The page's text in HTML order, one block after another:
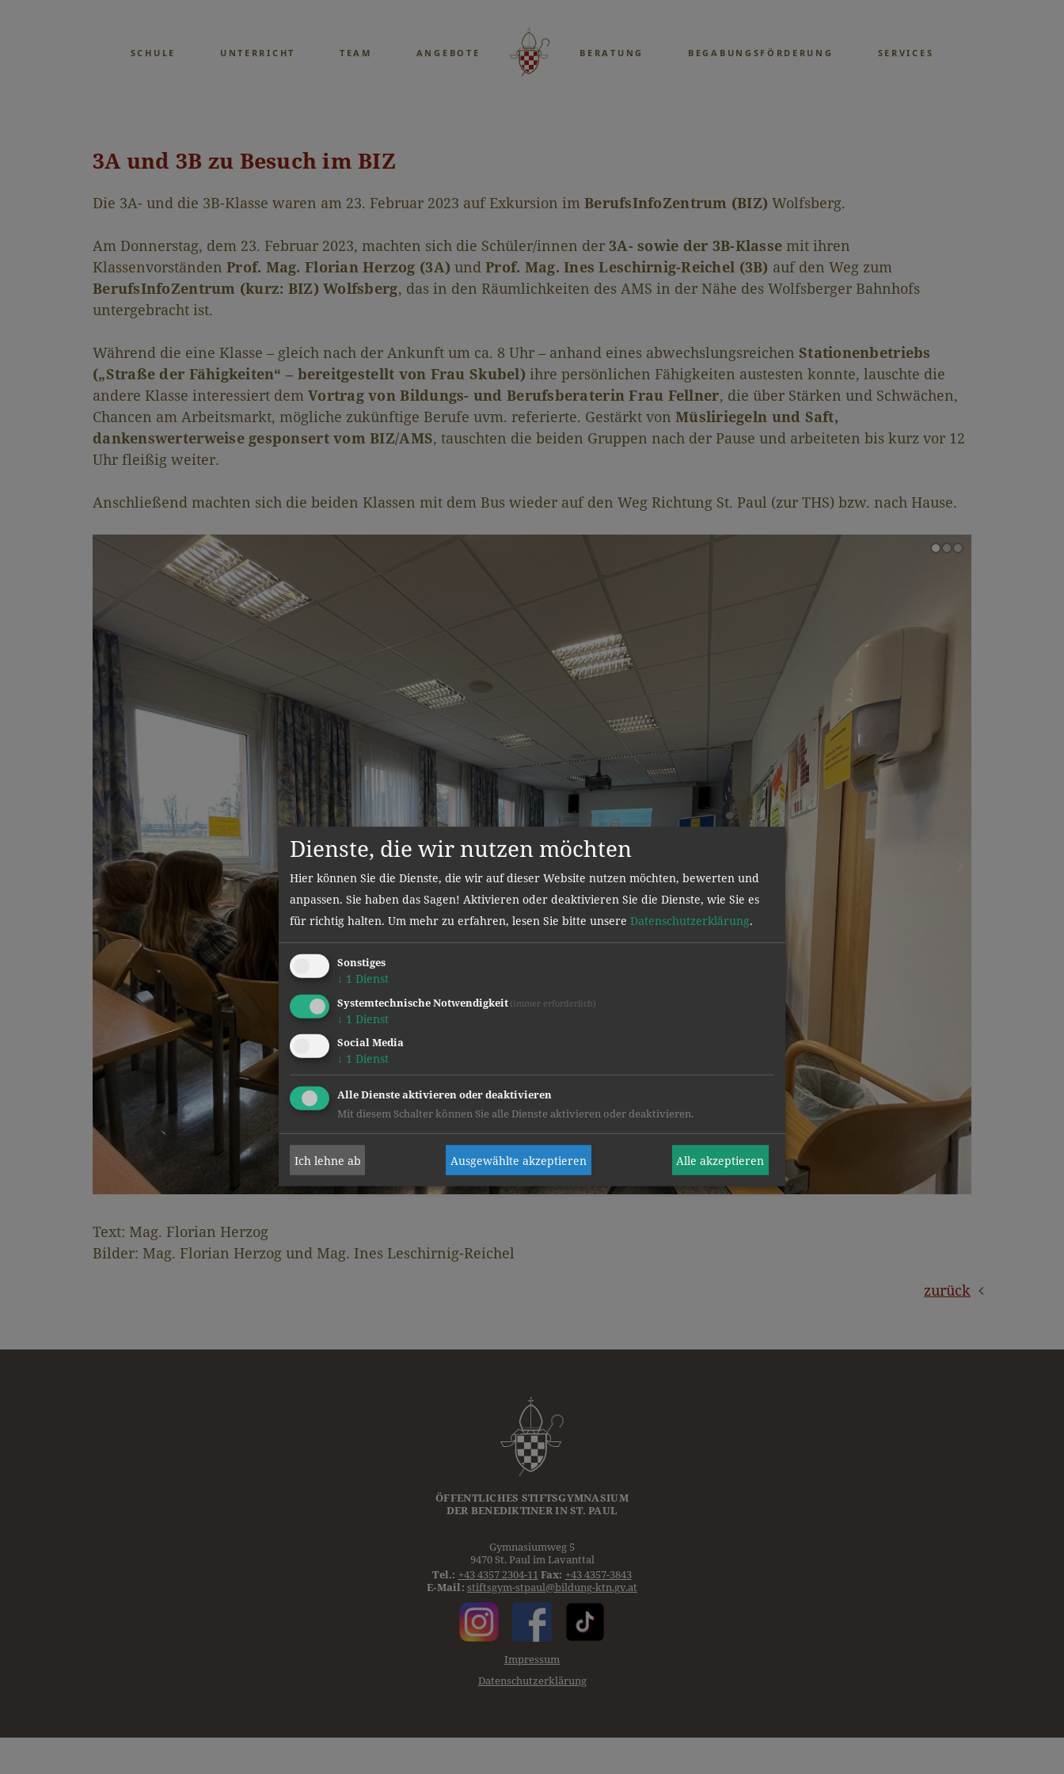
SCHULE UNTERRICHT TEAM ANGEBOTE BERATUNG BEGABUNGSFÖRDERUNG SERVICES
3A und 3B zu Besuch im BIZ
Die 3A- und die 3B-Klasse waren am 23. Februar 2023 auf Exkursion im BerufsInfoZentrum (BIZ) Wolfsberg.
Am Donnerstag, dem 23. Februar 2023, machten sich die Schüler/innen der 3A- sowie der 3B-Klasse mit ihren
Klassenvorständen Prof. Mag. Florian Herzog (3A) undProf. Mag. Ines Leschirnig-Reichel (3B) auf den Weg zum
BerufsInfoZentrum (kurz: BIZ) Wolfsberg, das in den Räumlichkeiten des AMS in der Nähe des Wolfsberger Bahnhofs
untergebracht ist.
Während die eine Klasse – gleich nach der Ankunft um ca. 8 Uhr – anhand eines abwechslungsreichen Stationenbetriebs
(„Straße der Fähigkeiten“ – bereitgestellt von Frau Skubel) ihre persönlichen Fähigkeiten austesten konnte, lauschte die
andere Klasse interessiert dem Vortrag von Bildungs- und Berufsberaterin Frau Fellner, die über Stärken und Schwächen,
Chancen am Arbeitsmarkt, mögliche zukünftige Berufe uvm. referierte. Gestärkt von Müsliriegeln und Saft,
dankenswerterweise gesponsert vom BIZ/AMS, tauschten die beiden Gruppen nach der Pause und arbeiteten bis kurz vor 12
Uhr fleißig weiter.
Anschließend machten sich die beiden Klassen mit dem Bus wieder auf den Weg Richtung St. Paul (zur THS) bzw. nach Hause.
Text: Mag. Florian Herzog
Bilder: Mag. Florian Herzog und Mag. Ines Leschirnig-Reichel
zurück
ÖFFENTLICHES STIFTSGYMNASIUM
DER BENEDIKTINERIN ST. PAUL
Gymnasiumweg 5
9470 St. Paul im Lavanttal
Tel.: +43 4357 2304-11 Fax: +43 4357-3843
E-Mail: stiftsgym-stpaul@bildung-ktn.gv.at
Impressum
Datenschutzerklärung
Dienste, die wir nutzen möchten
Hier können Sie die Dienste, die wir auf dieser Website nutzen möchten, bewerten und
anpassen. Sie haben das Sagen! Aktivieren oder deaktivieren Sie die Dienste, wie Sie es
für richtig halten. Um mehr zu erfahren, lesen Sie bitte unsere Datenschutzerklärung.
Sonstiges
↓ 1 Dienst
Systemtechnische Notwendigkeit (immer erforderlich)
↓ 1 Dienst
Social Media
↓ 1 Dienst
Alle Dienste aktivieren oder deaktivieren
Mit diesem Schalter können Sie alle Dienste aktivieren oder deaktivieren.
Ich lehne ab Ausgewählte akzeptieren Alle akzeptieren